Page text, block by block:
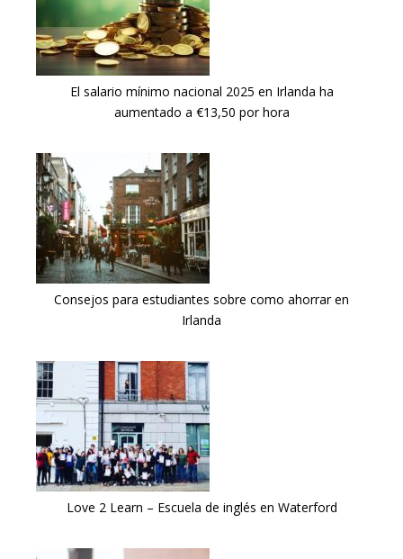
El salario mínimo nacional 2025 en Irlanda ha
aumentado a €13,50 por hora
Consejos para estudiantes sobre como ahorrar en
Irlanda
Love 2 Learn – Escuela de inglés en Waterford